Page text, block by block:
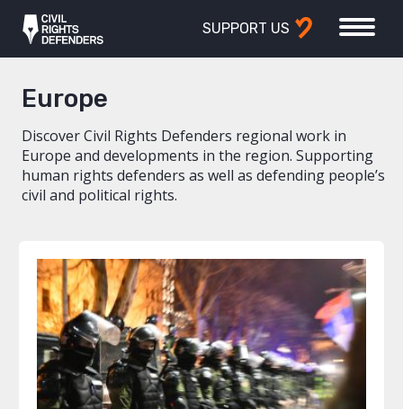
SUPPORT US
Europe
Discover Civil Rights Defenders regional work in
Europe and developments in the region. Supporting
human rights defenders as well as defending people’s
civil and political rights.